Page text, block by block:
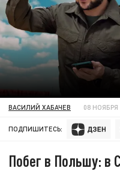
ВАСИЛИЙ ХАБАЧЕВ 08 НОЯБРЯ
ПОДПИШИТЕСЬ:
Побег в Польшу: в